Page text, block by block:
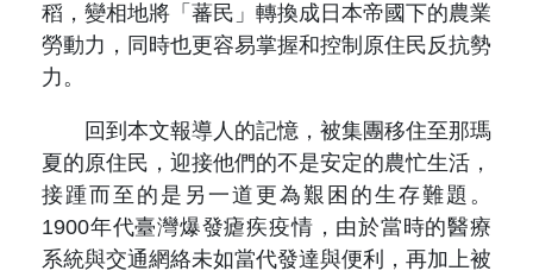
稻，變相地將「蕃民」轉換成日本帝國下的農業
勞動力，同時也更容易掌握和控制原住民反抗勢
力。
回到本文報導人的記憶，被集團移住至那瑪
夏的原住民，迎接他們的不是安定的農忙生活，
接踵而至的是另一道更為艱困的生存難題。
1900年代臺灣爆發瘧疾疫情，由於當時的醫療
系統與交通網絡未如當代發達與便利，再加上被